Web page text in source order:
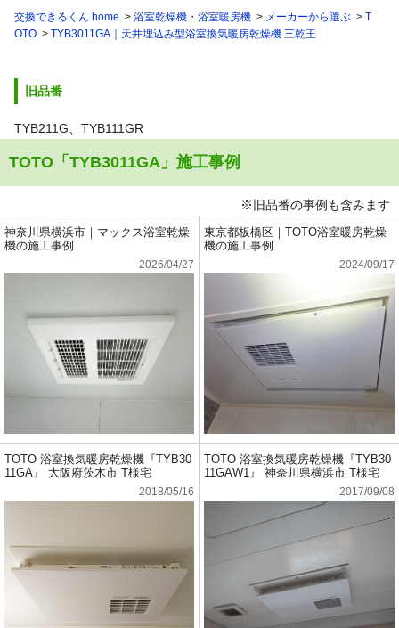
交換できるくん home 浴室乾燥機・浴室暖房機 メーカーから選ぶ
T
OTO
TYB3011GA｜天井埋込み型浴室換気暖房乾燥機 三乾王
旧品番
TYB211G、TYB111GR
TOTO「TYB3011GA」施工事例
※旧品番の事例も含みます
神奈川県横浜市｜マックス浴室乾燥
機の施工事例
2026/04/27
東京都板橋区｜TOTO浴室暖房乾燥
機の施工事例
2024/09/17
TOTO 浴室換気暖房乾燥機『TYB30
11GA』 大阪府茨木市 T様宅
2018/05/16
TOTO 浴室換気暖房乾燥機『TYB30
11GAW1』 神奈川県横浜市 T様宅
2017/09/08